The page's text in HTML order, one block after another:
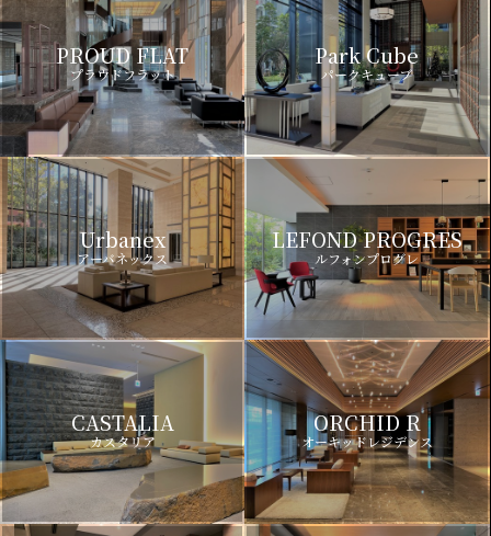
PROUD FLAT
プラウドフラット
Park Cube
パークキューブ
Urbanex
アーバネックス
LEFOND PROGRES
ルフォンプログレ
CASTALIA
カスタリア
ORCHID R
オーキッドレジデンス